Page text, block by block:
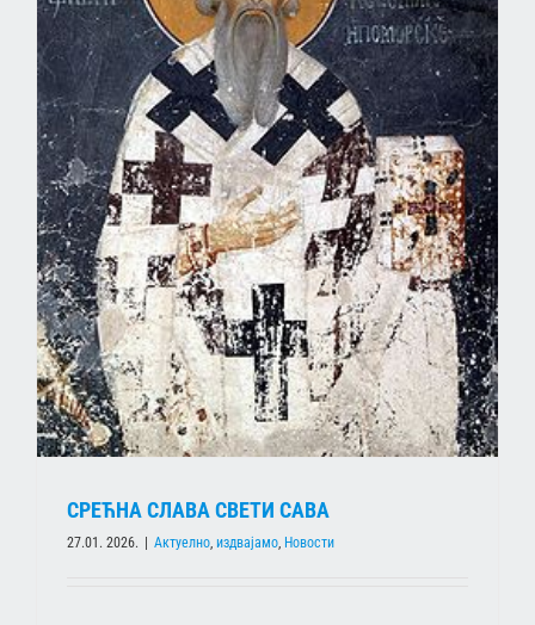
СРЕЋНА СЛАВА СВЕТИ САВА
27.01. 2026. | Актуелно издвајамо Новости